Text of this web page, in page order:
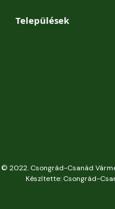
Települések
2022. Csongrád-Csanád
Készítette: Csongrád-